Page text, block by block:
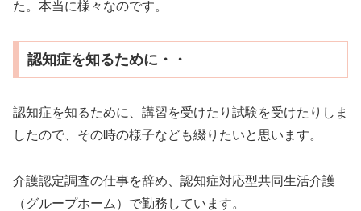
た。本当に様々なのです。
認知症を知るために・・
認知症を知るために、講習を受けたり試験を受けたりしま
したので、その時の様子なども綴りたいと思います。
介護認定調査の仕事を辞め、認知症対応型共同生活介護
（グループホーム）で勤務しています。